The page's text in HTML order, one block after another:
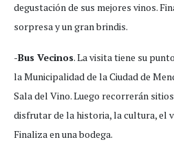
degustación de sus mejores vinos.
sorpresa y un gran brindis.
-Bus Vecinos. La visita tiene su
la Municipalidad de la Ciudad de
Sala del Vino. Luego recorrerán
disfrutar de la historia, la cultura, el
Finaliza en una bodega.